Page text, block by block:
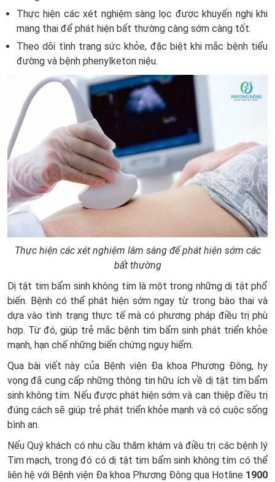
Thực hiện các xét nghiệm sàng lọc được khuyến nghị khi
mang thai để phát hiện bất thường càng sớm càng tốt.
Theo dõi tình trạng sức khỏe, đặc biệt khi mắc bệnh tiểu
đường và bệnh phenylketon niệu.
Thực hiện các xét nghiệm lâm sàng để phát hiện sớm các
bất thường
Dị tật tim bẩm sinh không tím là một trong những dị tật phổ
biến. Bệnh có thể phát hiện sớm ngay từ trong bào thai và
dựa vào tình trạng thực tế mà có phương pháp điều trị phù
hợp. Từ đó, giúp trẻ mắc bệnh tim bẩm sinh phát triển khỏe
mạnh, hạn chế những biến chứng nguy hiểm.
Qua bài viết này của Bệnh viện Đa khoa Phương Đông, hy
vọng đã cung cấp những thông tin hữu ích về dị tật tim bẩm
sinh không tím. Nếu được phát hiện sớm và can thiệp điều trị
đúng cách sẽ giúp trẻ phát triển khỏe mạnh và có cuộc sống
bình an.
Nếu Quý khách có nhu cầu thăm khám và điều trị các bệnh lý
Tim mạch, trong đó có dị tật tim bẩm sinh không tím có thể
liên hệ với Bệnh viện Đa khoa Phương Đông qua Hotline 1900